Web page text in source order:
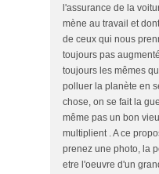
l'assurance de la
mène au travail et
de ceux qui nous
toujours pas
toujours les mêmes
polluer la planète en
chose, on se fait la
même pas un bon
multiplient . A ce
prenez une photo, la
etre l'oeuvre d'un